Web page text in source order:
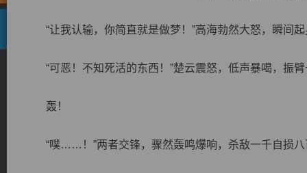
“让我认输，你简直就是做梦！”高海勃然大怒，瞬间
“可恶！不知死活的东西！”楚云震怒，低声暴喝，振
轰！
“噗……！”两者交锋，骤然轰鸣爆响，杀敌一千自损八